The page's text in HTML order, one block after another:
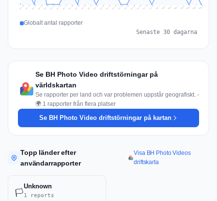
Jul 10 Jul 11 Jul 12 Jul 13 Jul 14 Jul 15 Jul 16 Jul 17 Jul 18 Jul 19 Jul 20 Jul 21 Jul 22 Jul 23 Jul 24 Jul 25 Jul 26 Jul 27 Jul 28 Jul 29 Jul 30 Jul 31 Aug 1 Aug 2 Aug 3 Aug 4 Aug 5 Aug 6 Aug 7 Aug 8
Globalt antal rapporter
Senaste 30 dagarna
Se BH Photo Video driftstörningar på
världskartan
Se rapporter per land och var problemen uppstår geografiskt. -
🌍 1 rapporter från flera platser
Se BH Photo Video driftstörningar på kartan
Topp länder efter
användarrapporter
Visa BH Photo Videos
driftskarta
🏳️
Unknown
1 reports